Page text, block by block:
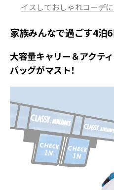
イスしておしゃれコーデに
家族みんなで過ごす4泊
大容量キャリー＆アクテ
バッグがマスト！